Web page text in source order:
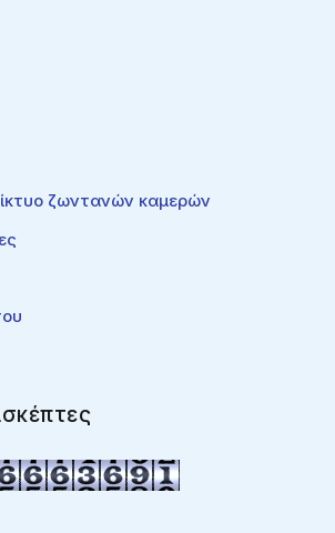
ζωντανών καμερών